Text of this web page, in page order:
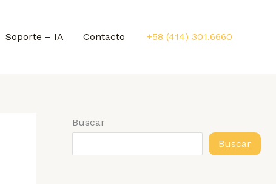
Soporte – IA Contacto +58 (414) 301.6660
Buscar
Buscar